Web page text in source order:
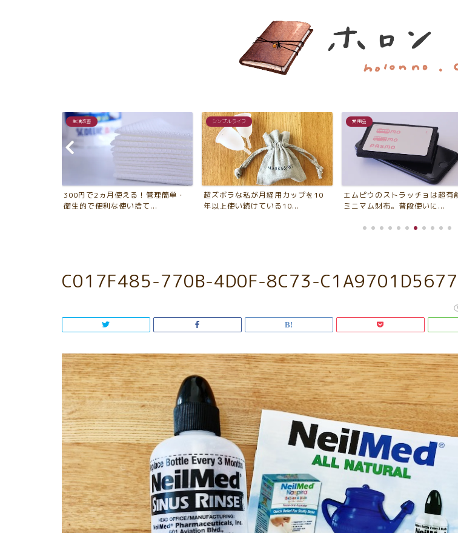
シンプルライフ
超ズボラな私が月経用カップを10
年以上使い続けている10...
愛用品
エムピウのストラッチョは超有能な
ミニマム財布。普段使いに...
シンプルライフ
2018年版 モノ好きが選ぶ「今
年、買ってよかったもの・...
C017F485-770B-4D0F-8C73-C1A9701D5677